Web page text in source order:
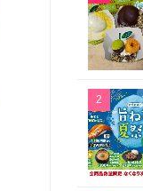
2